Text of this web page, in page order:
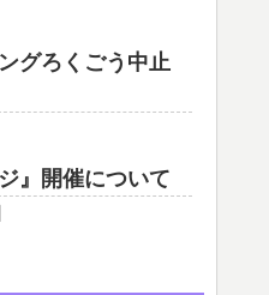
グろくごう中止
』開催について